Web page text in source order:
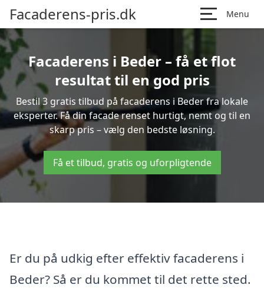
Facaderens-pris.dk Menu
Facaderens i Beder – få et flot
resultat til en god pris
Bestil 3 gratis tilbud på facaderens i Beder fra lokale
eksperter. Få din facade renset hurtigt, nemt og til en
skarp pris – vælg den bedste løsning.
Få et tilbud, gratis og uforpligtende
Er du på udkig efter effektiv facaderens i
Beder? Så er du kommet til det rette sted.